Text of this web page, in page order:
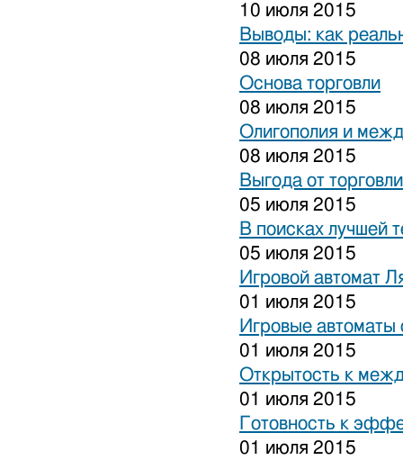
10 июля 2015
Выводы: как
08 июля 2015
Основа торговли
08 июля 2015
Олигополия и
08 июля 2015
Выгода от
05 июля 2015
В поисках лучшей
05 июля 2015
Игровой автомат
01 июля 2015
Игровые автоматы
01 июля 2015
Открытость к
01 июля 2015
Готовность к
01 июля 2015